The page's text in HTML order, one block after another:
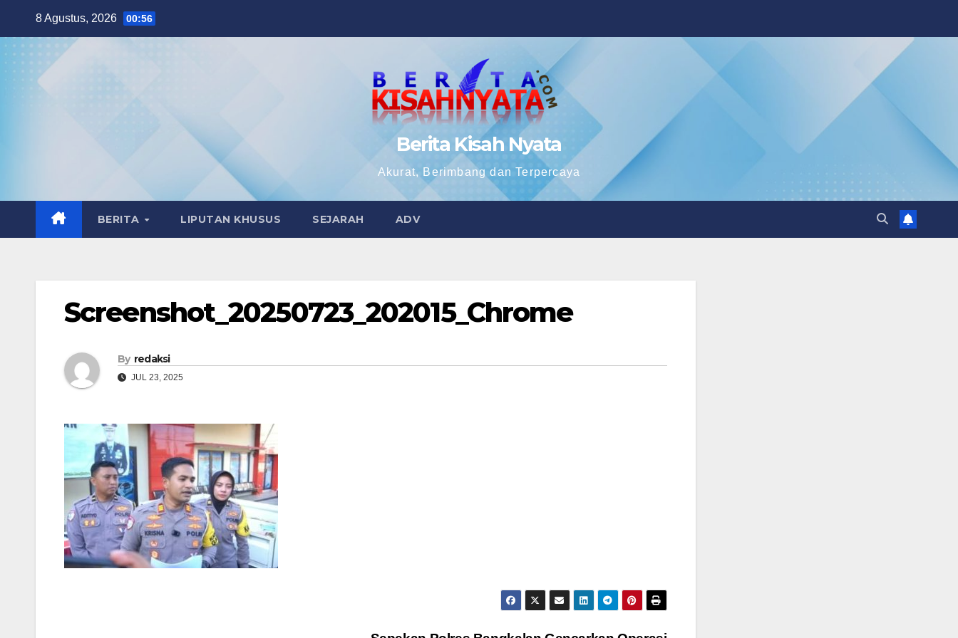
content
8 Agustus, 2026 00:56
Berita Kisah Nyata
Akurat, Berimbang dan Terpercaya
BERITA LIPUTAN KHUSUS SEJARAH ADV
Screenshot_20250723_202015_Chrome
By redaksi
JUL 23, 2025